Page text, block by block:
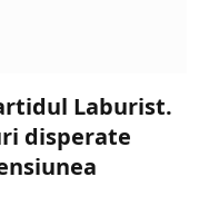
Laburist.
disperate